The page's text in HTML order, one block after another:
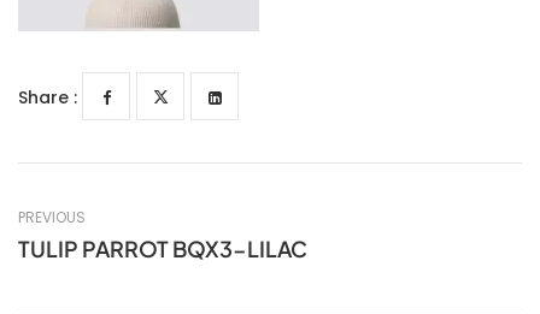
Share :
PREVIOUS
TULIP PARROT BQX3-LILAC